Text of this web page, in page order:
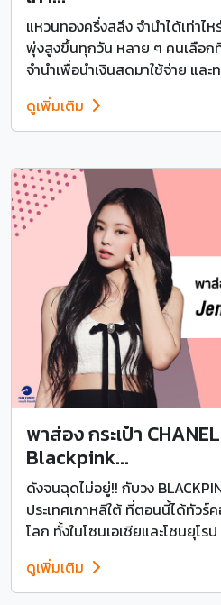
แหวนทองครึ่งสลึง จำนำได้เท่าไ
พุ่งสูงขึ้นทุกวัน หลาย ๆ คนเลือก
จำนำเพื่อนำเงินสดมาใช้จ่าย และ
ดูเพิ่มเติม
พาส่อง กระเป๋า
Blackpink...
ดังจนฉุดไม่อยู่!! กับวง
ประเทศเกาหลีใต้ ที่ตอนนี้ได้ทัวร์
โลก ทั้งในโซนเอเชียและโซนยุโรป
ดูเพิ่มเติม